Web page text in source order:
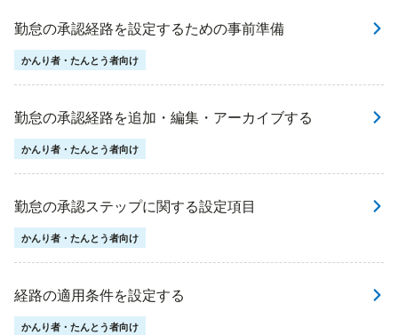
勤怠の承認経路を設定するための事前準備
かんり者・たんとう者向け
勤怠の承認経路を追加・編集・アーカイブする
かんり者・たんとう者向け
勤怠の承認ステップに関する設定項目
かんり者・たんとう者向け
経路の適用条件を設定する
かんり者・たんとう者向け